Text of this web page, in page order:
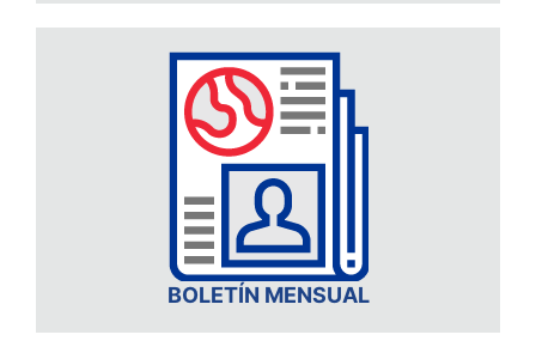
BOLETÍN MENSUAL